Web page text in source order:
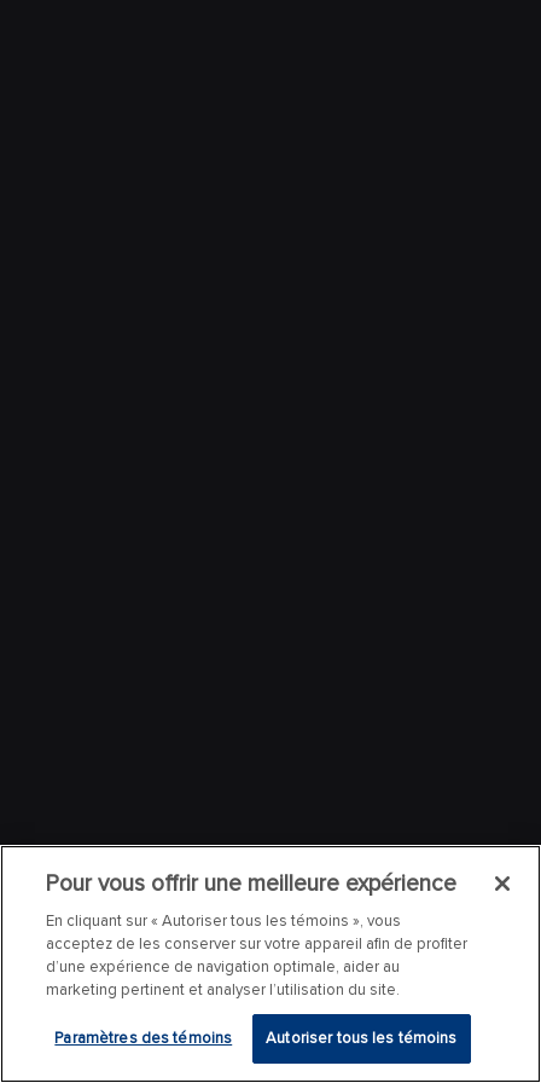
Pour vous offrir une meilleure expérience
En cliquant sur « Autoriser tous les témoins », vous
acceptez de les conserver sur votre appareil afin de profiter
d’une expérience de navigation optimale, aider au
marketing pertinent et analyser l’utilisation du site.
Paramètres des témoins Autoriser tous les témoins